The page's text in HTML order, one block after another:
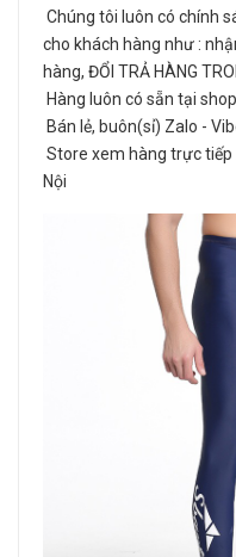
Chúng tôi luôn có chính
cho khách hàng như :
hàng, ĐỔI TRẢ HÀNG
Hàng luôn có sẵn tại shop
Bán lẻ, buôn(sỉ) Zalo -
Store xem hàng trực tiếp
Nội